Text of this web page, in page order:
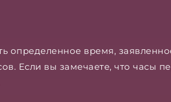
время,
Если вы замечаете, что часы